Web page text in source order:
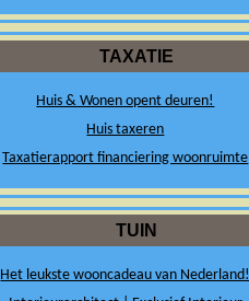
TAXATIE
Huis & Wonen opent deuren!
Huis taxeren
Taxatierapport financiering woonruimte
TUIN
Het leukste wooncadeau van Nederland!